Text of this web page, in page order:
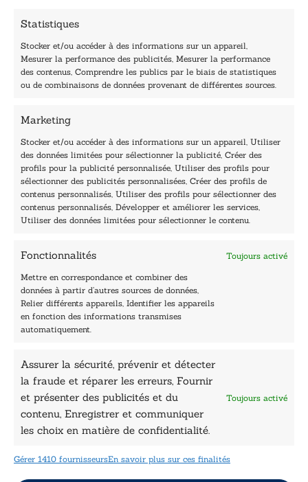
Statistiques
Stocker et/ou accéder à des informations sur un appareil,
Mesurer la performance des publicités, Mesurer la performance
des contenus, Comprendre les publics par le biais de statistiques
ou de combinaisons de données provenant de différentes sources.
Marketing
Stocker et/ou accéder à des informations sur un appareil, Utiliser
des données limitées pour sélectionner la publicité, Créer des
profils pour la publicité personnalisée, Utiliser des profils pour
sélectionner des publicités personnalisées, Créer des profils de
contenus personnalisés, Utiliser des profils pour sélectionner des
contenus personnalisés, Développer et améliorer les services,
Utiliser des données limitées pour sélectionner le contenu.
Fonctionnalités Toujours activé
Mettre en correspondance et combiner des
données à partir d’autres sources de données,
Relier différents appareils, Identifier les appareils
en fonction des informations transmises
automatiquement.
Assurer la sécurité, prévenir et détecter
la fraude et réparer les erreurs, Fournir
et présenter des publicités et du
contenu, Enregistrer et communiquer
les choix en matière de confidentialité.
Toujours activé
Gérer 1410 fournisseursEn savoir plus sur ces finalités
40, rue du Louvre 75001 Paris
Horaires du standard
De mardi à vendredi :
9h - 12h et 13h30 - 16h30
Lundi, samedi et dimanche : fermé
Navigation
Accueil
Les Plumes du Lys Bleu
Prix sciences humaines et sociales
Nos collections
Nos auteurs
Catalogue
Sciences humaines
Pratique
Le Petit Lys
Données légales
Conditions Générales de vente
Politique de cookies
Mentions légales